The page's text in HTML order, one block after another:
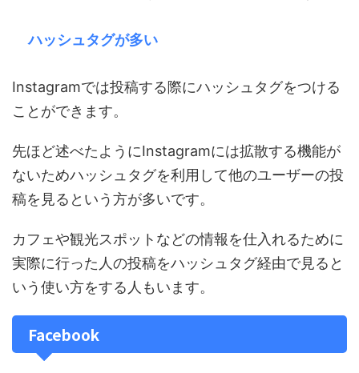
ハッシュタグが多い
Instagramでは投稿する際にハッシュタグをつける
ことができます。
先ほど述べたようにInstagramには拡散する機能が
ないためハッシュタグを利用して他のユーザーの投
稿を見るという方が多いです。
カフェや観光スポットなどの情報を仕入れるために
実際に行った人の投稿をハッシュタグ経由で見ると
いう使い方をする人もいます。
Facebook